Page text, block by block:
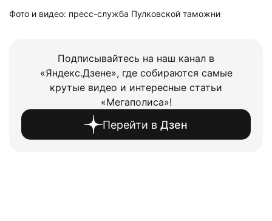
Фото и видео: пресс-служба Пулковской таможни
Подписывайтесь на наш канал в
«Яндекс.Дзене», где собираются самые
крутые видео и интересные статьи
«Мегаполиса»!
Перейти в Дзен